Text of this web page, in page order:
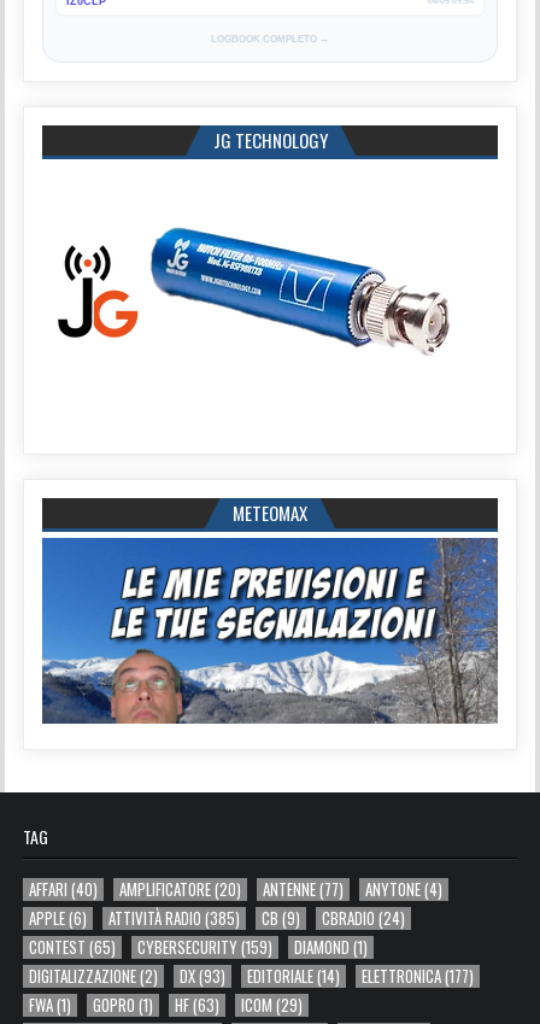
LOGBOOK COMPLETO →
JG TECHNOLOGY
METEOMAX
TAG
AFFARI (40) AMPLIFICATORE(20) ANTENNE(77) ANYTONE(4)
APPLE(6) ATTIVITÀ RADIO (385) CB (9) CBRADIO (24)
CONTEST (65) CYBERSECURITY(159) DIAMOND (1)
DIGITALIZZAZIONE(2) DX(93) EDITORIALE(14) ELETTRONICA(177)
FWA(1) GOPRO (1) HF(63) ICOM (29)